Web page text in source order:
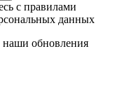
с правилами
данных
обновления